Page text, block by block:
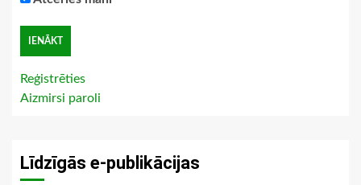
Reģistrēties
Aizmirsi paroli
Līdzīgās e-publikācijas